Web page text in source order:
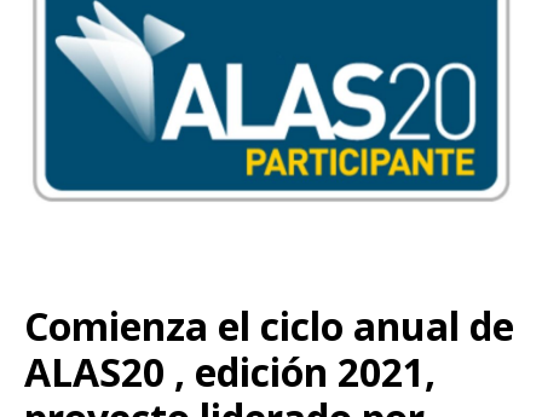
Comienza el ciclo anual de
ALAS20 , edición 2021,